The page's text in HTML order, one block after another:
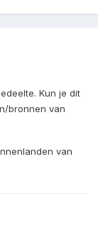
Kun je dit
bronnen van
van